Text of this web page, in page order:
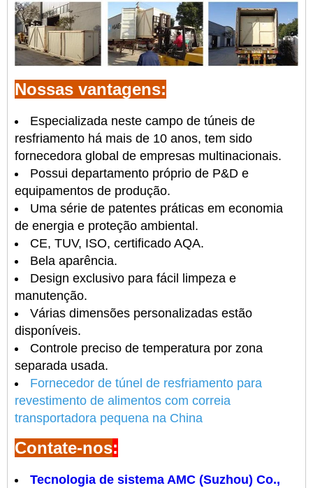
Nossas vantagens:
Especializada neste campo de túneis de
resfriamento há mais de 10 anos, tem sido
fornecedora global de empresas multinacionais.
Possui departamento próprio de P&D e
equipamentos de produção.
Uma série de patentes práticas em economia
de energia e proteção ambiental.
CE, TUV, ISO, certificado AQA.
Bela aparência.
Design exclusivo para fácil limpeza e
manutenção.
Várias dimensões personalizadas estão
disponíveis.
Controle preciso de temperatura por zona
separada usada.
Fornecedor de túnel de resfriamento para
revestimento de alimentos com correia
transportadora pequena na China
Contate-nos:
Tecnologia de sistema AMC (Suzhou) Co.,